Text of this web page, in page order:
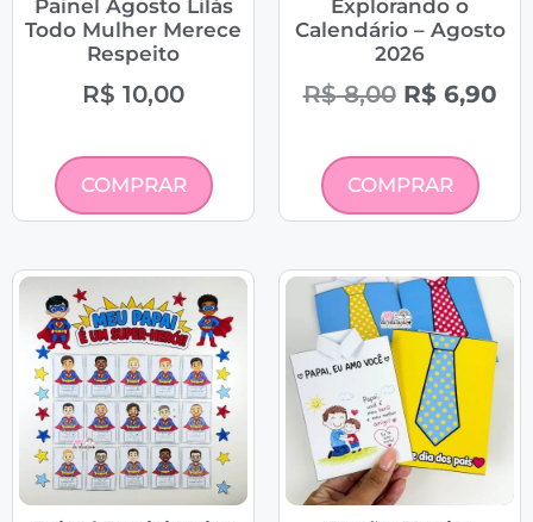
Painel Agosto Lilás
Todo Mulher Merece
Respeito
R$ 10,00
COMPRAR
Explorando o
Calendário – Agosto
2026
R$8,00 R$6,90
COMPRAR